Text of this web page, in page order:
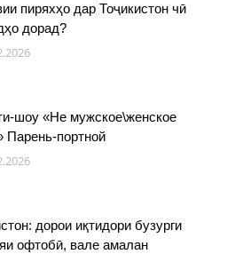
пиряхҳо дар Тоҷикистон чӣ
дорад?
шоу «Не мужское\женское
Парень-портной
дорои иқтидори бузурги
офтобӣ, вале амалан